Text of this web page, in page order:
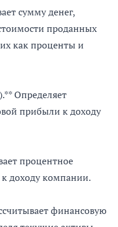
сумму денег,
проданных
как проценты и
Определяет
прибыли к доходу
процентное
доходу компании.
финансовую